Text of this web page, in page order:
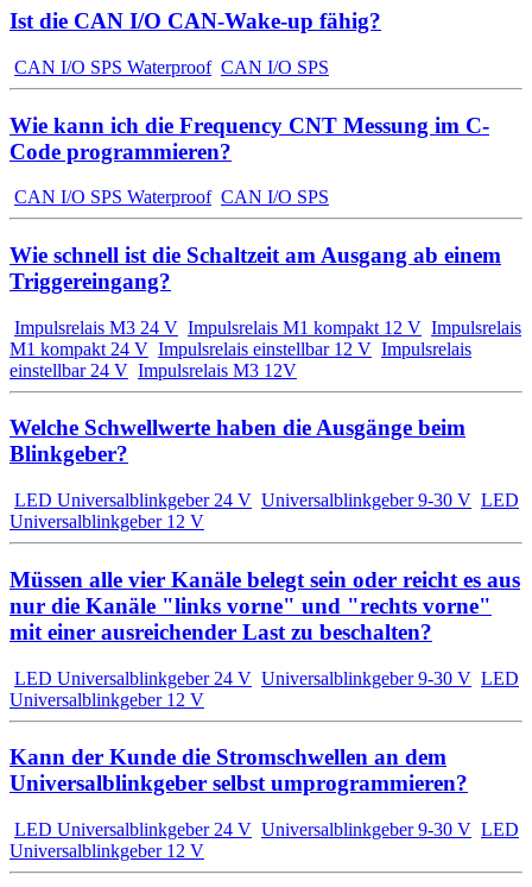
Ist die CAN I/O CAN-Wake-up fähig?
CAN I/O SPS Waterproof CAN I/O SPS
Wie kann ich die Frequency CNT Messung im C-
Code programmieren?
CAN I/O SPS Waterproof CAN I/O SPS
Wie schnell ist die Schaltzeit am Ausgang ab einem
Triggereingang?
Impulsrelais M3 24 V Impulsrelais M1 kompakt 12 V Impulsrelais
M1 kompakt 24 V Impulsrelais einstellbar 12 V Impulsrelais
einstellbar 24 V Impulsrelais M3 12V
Welche Schwellwerte haben die Ausgänge beim
Blinkgeber?
LED Universalblinkgeber 24 V Universalblinkgeber 9-30 V LED
Universalblinkgeber 12 V
Müssen alle vier Kanäle belegt sein oder reicht es aus
nur die Kanäle "links vorne" und "rechts vorne"
mit einer ausreichender Last zu beschalten?
LED Universalblinkgeber 24 V Universalblinkgeber 9-30 V LED
Universalblinkgeber 12 V
Kann der Kunde die Stromschwellen an dem
Universalblinkgeber selbst umprogrammieren?
LED Universalblinkgeber 24 V Universalblinkgeber 9-30 V LED
Universalblinkgeber 12 V